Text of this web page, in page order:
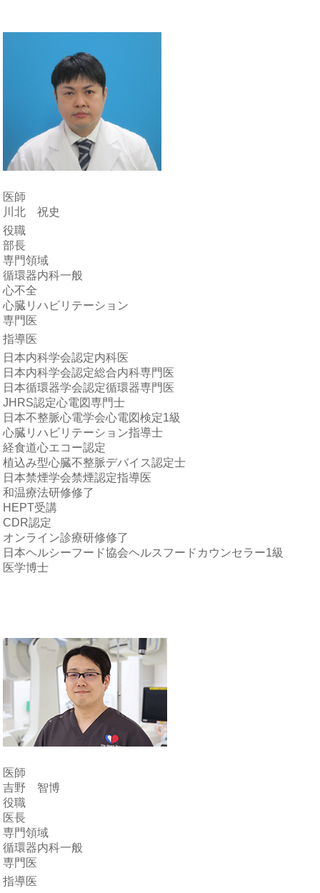
医師
川北 祝史
役職
部長
専門領域
循環器内科一般
心不全
心臓リハビリテーション
専門医
指導医
日本内科学会認定内科医
日本内科学会認定総合内科専門医
日本循環器学会認定循環器専門医
JHRS認定心電図専門士
日本不整脈心電学会心電図検定1級
心臓リハビリテーション指導士
経食道心エコー認定
植込み型心臓不整脈デバイス認定士
日本禁煙学会禁煙認定指導医
和温療法研修修了
HEPT受講
CDR認定
オンライン診療研修修了
日本ヘルシーフード協会ヘルスフードカウンセラー1級
医学博士
医師
吉野 智博
役職
医長
専門領域
循環器内科一般
専門医
指導医